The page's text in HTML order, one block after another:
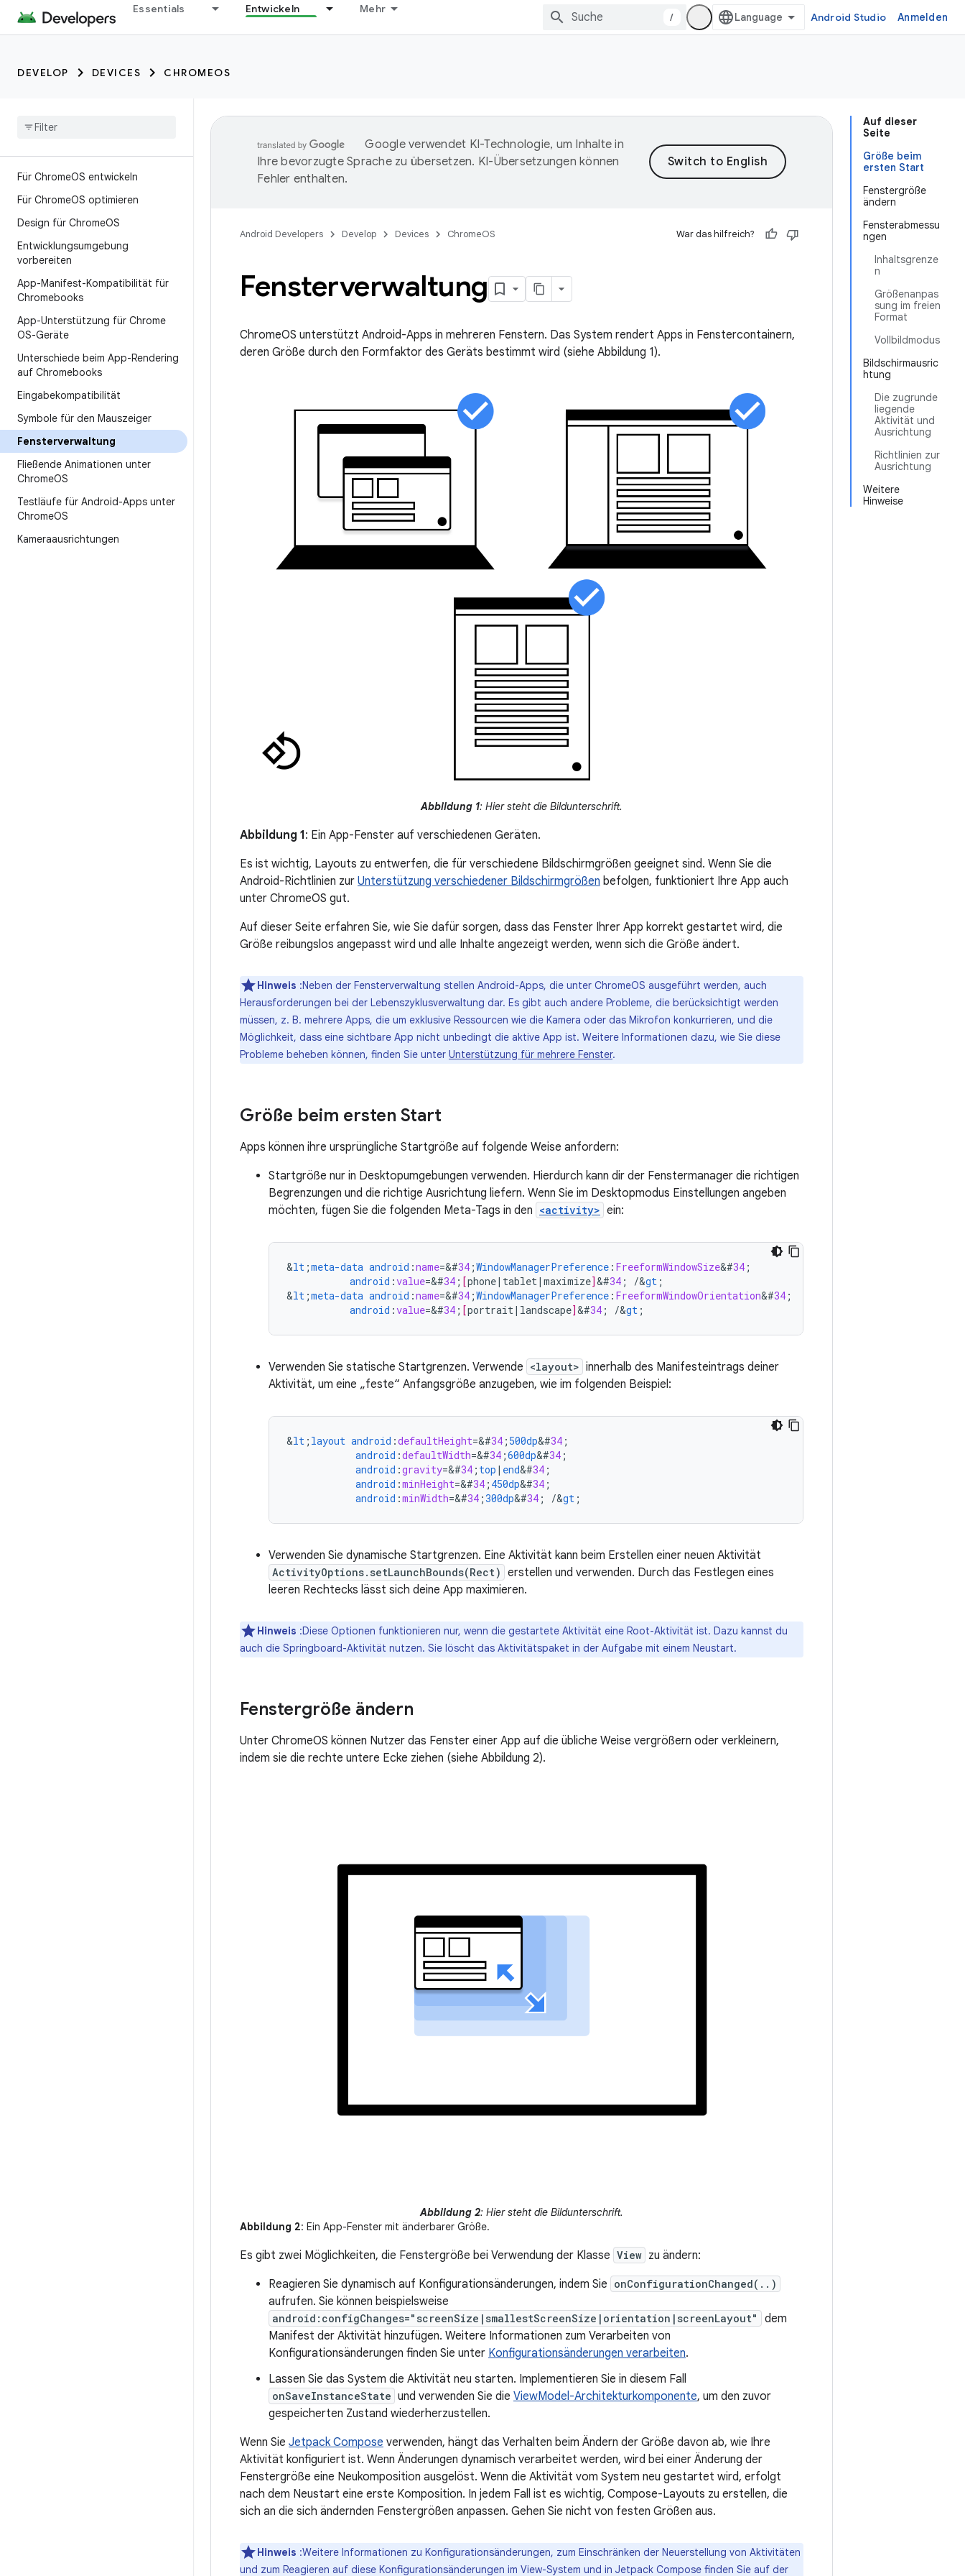
Essentials Entwickeln Mehr
/ Android Studio Anmelden
DEVELOP DEVICES CHROMEOS
Für ChromeOS entwickeln
Für ChromeOS optimieren
Design für ChromeOS
Entwicklungsumgebung
vorbereiten
App-Manifest-Kompatibilität für
Chromebooks
App-Unterstützung für Chrome
OS-Geräte
Unterschiede beim App-Rendering
auf Chromebooks
Eingabekompatibilität
Symbole für den Mauszeiger
Fensterverwaltung
Fließende Animationen unter
ChromeOS
Testläufe für Android-Apps unter
ChromeOS
Kameraausrichtungen
Auf dieser
Seite
Größe beim
ersten Start
Fenstergröße
ändern
Fensterabmessu
ngen
Inhaltsgrenze
n
Größenanpas
sung im freien
Format
Vollbildmodus
Bildschirmausric
htung
Die zugrunde
liegende
Aktivität und
Ausrichtung
Richtlinien zur
Ausrichtung
Weitere
Hinweise
Google verwendet KI-Technologie, um Inhalte in
Ihre bevorzugte Sprache zu übersetzen. KI-Übersetzungen können
Fehler enthalten.
Android Developers Develop Devices ChromeOS War das hilfreich?
Fensterverwaltung
ChromeOS unterstützt Android-Apps in mehreren Fenstern. Das System rendert Apps in Fenstercontainern,
deren Größe durch den Formfaktor des Geräts bestimmt wird (siehe Abbildung 1).
Abbildung 1: Hier steht die Bildunterschrift.
Abbildung 1: Ein App-Fenster auf verschiedenen Geräten.
Es ist wichtig, Layouts zu entwerfen, die für verschiedene Bildschirmgrößen geeignet sind. Wenn Sie die
Android-Richtlinien zur Unterstützung verschiedener Bildschirmgrößen befolgen, funktioniert Ihre App auch
unter ChromeOS gut.
Auf dieser Seite erfahren Sie, wie Sie dafür sorgen, dass das Fenster Ihrer App korrekt gestartet wird, die
Größe reibungslos angepasst wird und alle Inhalte angezeigt werden, wenn sich die Größe ändert.
Hinweis :Neben der Fensterverwaltung stellen Android-Apps, die unter ChromeOS ausgeführt werden, auch
Herausforderungen bei der Lebenszyklusverwaltung dar. Es gibt auch andere Probleme, die berücksichtigt werden
müssen, z. B. mehrere Apps, die um exklusive Ressourcen wie die Kamera oder das Mikrofon konkurrieren, und die
Möglichkeit, dass eine sichtbare App nicht unbedingt die aktive App ist. Weitere Informationen dazu, wie Sie diese
Probleme beheben können, finden Sie unter Unterstützung für mehrere Fenster.
Größe beim ersten Start
Apps können ihre ursprüngliche Startgröße auf folgende Weise anfordern:
Startgröße nur in Desktopumgebungen verwenden. Hierdurch kann dir der Fenstermanager die richtigen
Begrenzungen und die richtige Ausrichtung liefern. Wenn Sie im Desktopmodus Einstellungen angeben
möchten, fügen Sie die folgenden Meta-Tags in den <activity> ein:
&lt ;meta-data android :name=&#34 ;WindowManagerPreference : FreeformWindowSize&#34 ;
android :value=&#34 ; [phone| tablet | maximize]&#34 ; /&gt ;
&lt ;meta-data android :name=&#34 ;WindowManagerPreference : FreeformWindowOrientation&#34 ;
android :value=&#34 ; [portrait | landscape]&#34 ; /&gt ;
Verwenden Sie statische Startgrenzen. Verwende <layout> innerhalb des Manifesteintrags deiner
Aktivität, um eine „feste“ Anfangsgröße anzugeben, wie im folgenden Beispiel:
&lt ; layout android :defaultHeight=&#34 ; 500dp&#34 ;
android :defaultWidth=&#34 ;600dp&#34 ;
android :gravity=&#34 ; top | end&#34 ;
android :minHeight=&#34 ; 450dp&#34 ;
android :minWidth=&#34 ;300dp&#34 ; /&gt ;
Verwenden Sie dynamische Startgrenzen. Eine Aktivität kann beim Erstellen einer neuen Aktivität
ActivityOptions.setLaunchBounds(Rect) erstellen und verwenden. Durch das Festlegen eines
leeren Rechtecks lässt sich deine App maximieren.
Hinweis :Diese Optionen funktionieren nur, wenn die gestartete Aktivität eine Root-Aktivität ist. Dazu kannst du
auch die Springboard-Aktivität nutzen. Sie löscht das Aktivitätspaket in der Aufgabe mit einem Neustart.
Fenstergröße ändern
Unter ChromeOS können Nutzer das Fenster einer App auf die übliche Weise vergrößern oder verkleinern,
indem sie die rechte untere Ecke ziehen (siehe Abbildung 2).
Abbildung 2: Hier steht die Bildunterschrift.
Abbildung 2: Ein App-Fenster mit änderbarer Größe.
Es gibt zwei Möglichkeiten, die Fenstergröße bei Verwendung der Klasse View zu ändern:
Reagieren Sie dynamisch auf Konfigurationsänderungen, indem Sie onConfigurationChanged(..)
aufrufen. Sie können beispielsweise
android:configChanges="screenSize|smallestScreenSize|orientation|screenLayout"
dem
Manifest der Aktivität hinzufügen. Weitere Informationen zum Verarbeiten von
Konfigurationsänderungen finden Sie unter Konfigurationsänderungen verarbeiten.
Lassen Sie das System die Aktivität neu starten. Implementieren Sie in diesem Fall
onSaveInstanceState und verwenden Sie die ViewModel-Architekturkomponente, um den zuvor
gespeicherten Zustand wiederherzustellen.
Wenn Sie Jetpack Compose verwenden, hängt das Verhalten beim Ändern der Größe davon ab, wie Ihre
Aktivität konfiguriert ist. Wenn Änderungen dynamisch verarbeitet werden, wird bei einer Änderung der
Fenstergröße eine Neukomposition ausgelöst. Wenn die Aktivität vom System neu gestartet wird, erfolgt
nach dem Neustart eine erste Komposition. In jedem Fall ist es wichtig, Compose-Layouts zu erstellen, die
sich an die sich ändernden Fenstergrößen anpassen. Gehen Sie nicht von festen Größen aus.
Hinweis :Weitere Informationen zu Konfigurationsänderungen, zum Einschränken der Neuerstellung von Aktivitäten
und zum Reagieren auf diese Konfigurationsänderungen im View-System und in Jetpack Compose finden Sie auf der